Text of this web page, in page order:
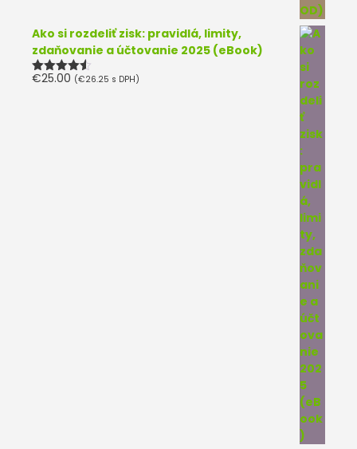
Ako si rozdeliť zisk: pravidlá, limity,
zdaňovanie a účtovanie 2025 (eBook)
Hodnotenie
€25.00 (€26.25 s DPH)